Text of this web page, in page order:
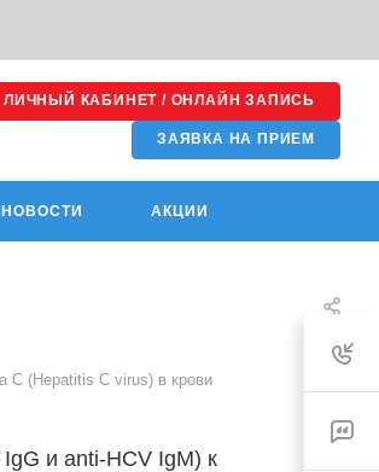
ЛИЧНЫЙ КАБИНЕТ / ОНЛАЙН ЗАПИСЬ
ЗАЯВКА НА ПРИЕМ
НОВОСТИ АКЦИИ
С (Hepatitis С virus) в крови
и anti-HCV IgM) к